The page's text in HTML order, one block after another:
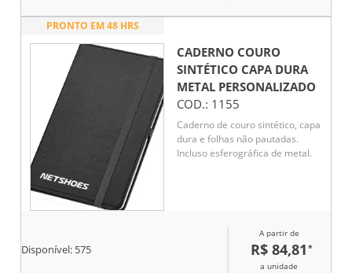
PRONTO EM 48 HRS
CADERNO COURO
SINTÉTICO CAPA DURA
METAL PERSONALIZADO
COD.: 1155
Caderno de couro sintético, capa
dura e folhas não pautadas.
Incluso esferográfica de metal.
Disponível: 575
A partir de
R$ 84,81 *
a unidade